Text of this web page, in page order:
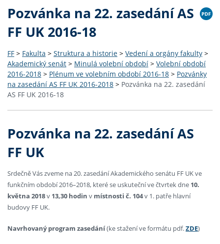
Pozvánka na 22. zasedání AS
FF UK 2016-18
FF > Fakulta > Struktura a historie > Vedení a orgány fakulty >
Akademický senát > Minulá volební období > Volební období
2016-2018 > Plénum ve volebním období 2016-18 > Pozvánky
na zasedání AS FF UK 2016-2018 > Pozvánka na 22. zasedání
AS FF UK 2016-18
Pozvánka na 22. zasedání AS
FF UK
Srdečně Vás zveme na 20. zasedání Akademického senátu FF UK ve
funkčním období 2016–2018, které se uskuteční ve čtvrtek dne 10.
května 2018v 13,30 hodin v místnosti č. 104v 1. patře hlavní
budovy FF UK.
Navrhovaný program zasedání(ke stažení ve formátu pdf.ZDE)